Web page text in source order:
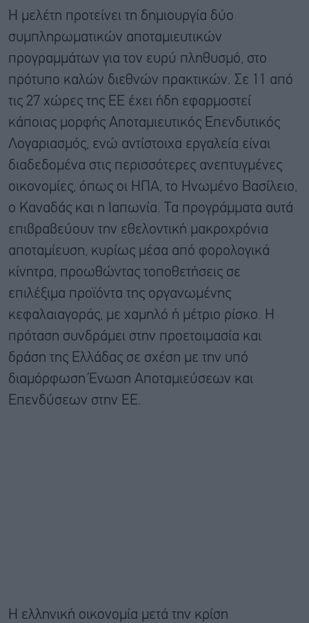
Η μελέτη προτείνει τη δημιουργία δύο
συμπληρωματικών αποταμιευτικών
προγραμμάτων για τον ευρύ πληθυσμό, στο
πρότυπο καλών διεθνών πρακτικών. Σε 11 από
τις 27 χώρες της ΕΕ έχει ήδη εφαρμοστεί
κάποιας μορφής Αποταμιευτικός Επενδυτικός
Λογαριασμός, ενώ αντίστοιχα εργαλεία είναι
διαδεδομένα στις περισσότερες ανεπτυγμένες
οικονομίες, όπως οι ΗΠΑ, το Ηνωμένο Βασίλειο,
ο Καναδάς και η Ιαπωνία. Τα προγράμματα αυτά
επιβραβεύουν την εθελοντική μακροχρόνια
αποταμίευση, κυρίως μέσα από φορολογικά
κίνητρα, προωθώντας τοποθετήσεις σε
επιλέξιμα προϊόντα της οργανωμένης
κεφαλαιαγοράς, με χαμηλό ή μέτριο ρίσκο. Η
πρόταση συνδράμει στην προετοιμασία και
δράση της Ελλάδας σε σχέση με την υπό
διαμόρφωση Ένωση Αποταμιεύσεων και
Επενδύσεων στην ΕΕ.
Η ελληνική οικονομία μετά την κρίση